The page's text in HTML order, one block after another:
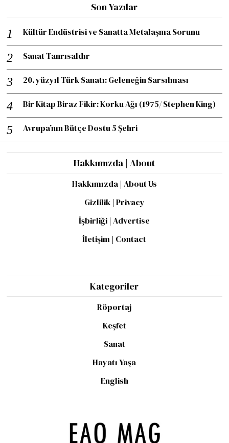
Son Yazılar
Kültür Endüstrisi ve Sanatta Metalaşma Sorunu
Sanat Tanrısaldır
20. yüzyıl Türk Sanatı: Geleneğin Sarsılması
Bir Kitap Biraz Fikir: Korku Ağı (1975/ Stephen King)
Avrupa’nın Bütçe Dostu 5 Şehri
Hakkımızda | About
Hakkımızda | About Us
Gizlilik | Privacy
İşbirliği | Advertise
İletişim | Contact
Kategoriler
Röportaj
Keşfet
Sanat
Hayatı Yaşa
English